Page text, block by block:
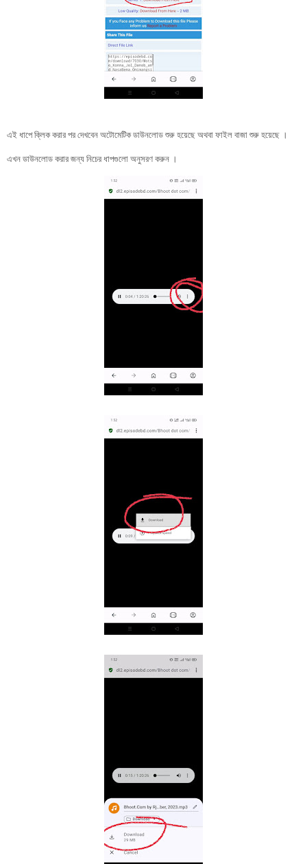
এই ধাপে ক্লিক করার পর দেখবেন অটোমেটিক ডাউনলোড শুরু হয়েছে অথবা ফাইল বাজা শুরু হয়েছে ।
এখন ডাউনলোড করার জন্য নিচের ধাপগুলো অনুসরণ করুন ।